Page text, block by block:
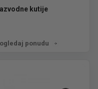
kutije
ponudu